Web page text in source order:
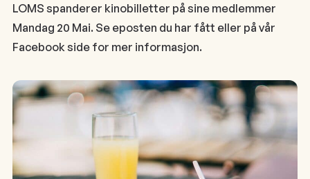
LOMS spanderer kinobilletter på sine medlemmer
Mandag 20 Mai. Se eposten du har fått eller på vår
Facebook side for mer informasjon.